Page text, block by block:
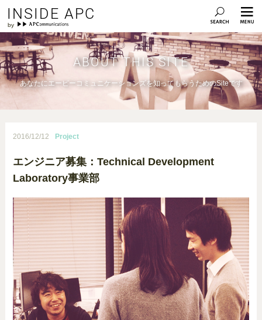
INSIDE APC
ABOUT THIS SITE
あなたにエーピーコミュニケーションズを知ってもらうためのSiteです
2016/12/12 Project
エンジニア募集：Technical Development
Laboratory事業部